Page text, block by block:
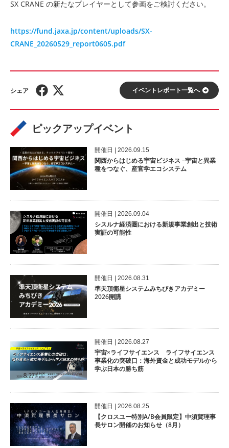
SX CRANE の新たなプレイヤーとして参画をご検討ください。
https://fund.jaxa.jp/content/uploads/SX-
CRANE_20260529_report0605.pdf
イベントレポート⼀覧へ
ピックアップイベント
開催⽇ | 2026.09.15
関西からはじめる宇宙ビジネス –宇宙と異業
種をつなぐ、産官学エコシステム
開催⽇ | 2026.09.04
シスルナ経済圏における新規事業創出と技術
実証の可能性
開催⽇ | 2026.08.31
準天頂衛星システムみちびきアカデミー
2026開講
開催⽇ | 2026.08.27
宇宙×ライフサイエンス ライフサイエンス
事業化の突破口：海外資金と成功モデルから
学ぶ日本の勝ち筋
開催⽇ | 2026.08.25
【クロスユー特別A/B会員限定】中須賀理事
長サロン開催のお知らせ（8月）